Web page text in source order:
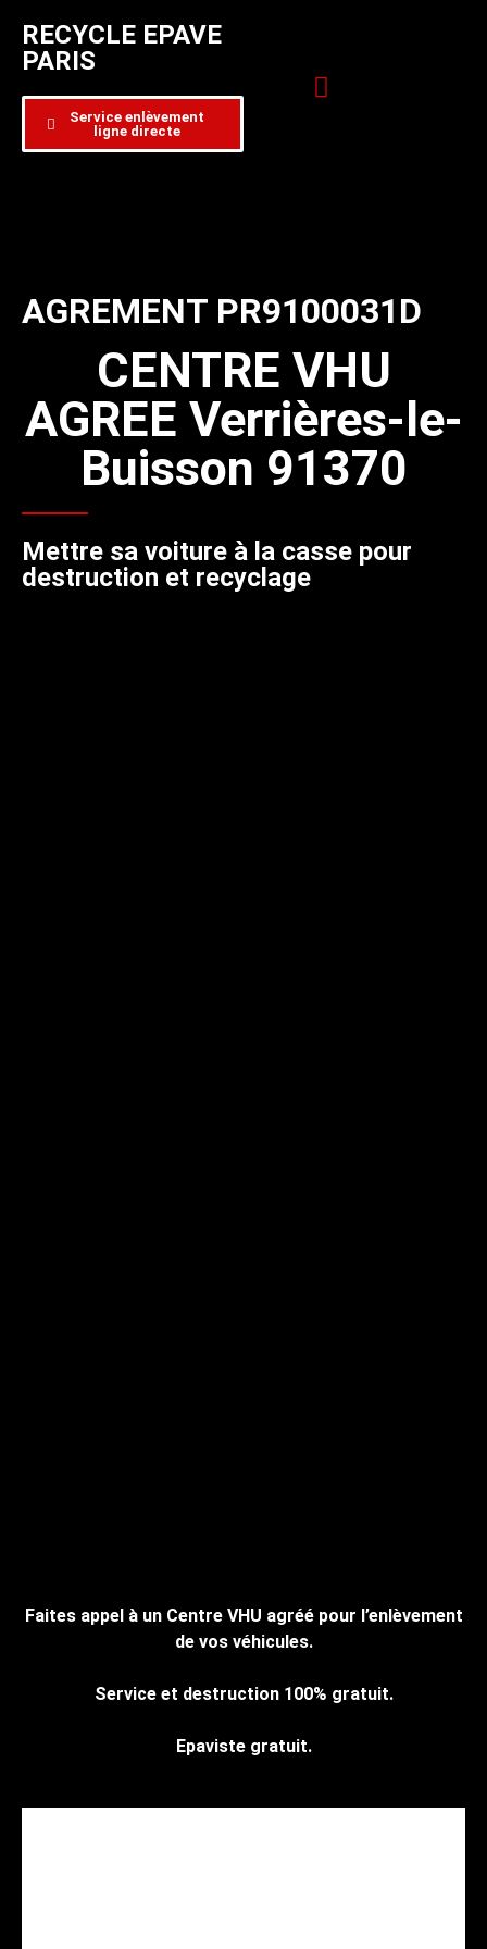
RECYCLE EPAVE
PARIS
Service enlèvement
ligne directe
AGREMENT PR9100031D
CENTRE VHU
AGREE Verrières-le-
Buisson 91370
Mettre sa voiture à la casse pour
destruction et recyclage
Faites appel à un Centre VHU agréé pour l’enlèvement
de vos véhicules.
Service et destruction 100% gratuit.
Epaviste gratuit.